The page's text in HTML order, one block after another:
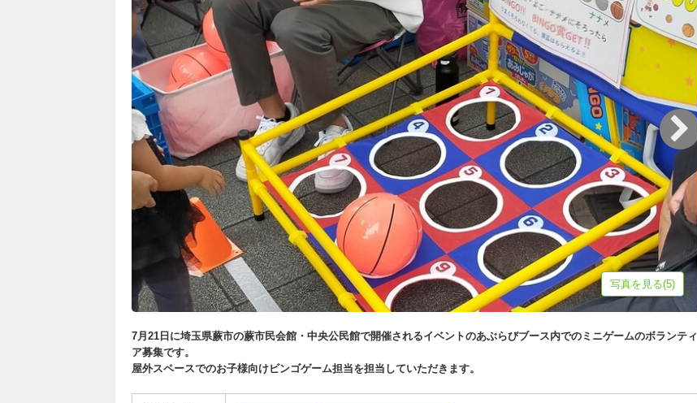
写真を見る(5)
7月21日に埼玉県蕨市の蕨市民会館・中央公民館で開催されるイベントのあぶらびブース内でのミニゲームのボランティ
ア募集です。
屋外スペースでのお子様向けビンゴゲーム担当を担当していただきます。